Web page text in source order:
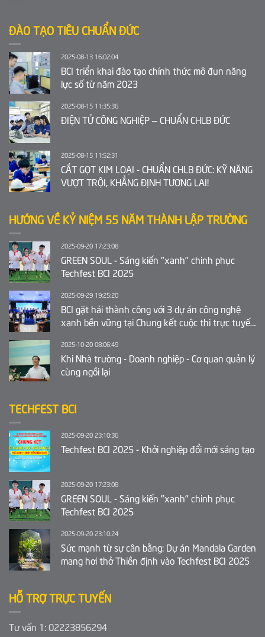
ĐÀO TẠO TIÊU CHUẨN ĐỨC
2025-08-13 16:02:04
BCI triển khai đào tạo chính thức mô đun năng
lực số từ năm 2023
2025-08-15 11:35:36
ĐIỆN TỬ CÔNG NGHIỆP – CHUẨN CHLB ĐỨC
2025-08-15 11:52:31
CẮT GỌT KIM LOẠI - CHUẨN CHLB ĐỨC: KỸ NĂNG
VƯỢT TRỘI, KHẲNG ĐỊNH TƯƠNG LAI!
HƯỚNG VỀ KỶ NIỆM 55 NĂM THÀNH LẬP TRƯỜNG
2025-09-20 17:23:08
GREEN SOUL - Sáng kiến "xanh" chinh phục
Techfest BCI 2025
2025-09-29 19:25:20
BCI gặt hái thành công với 3 dự án công nghệ
xanh bền vững tại Chung kết cuộc thi trực tuyến
2025-10-20 08:06:49
Khi Nhà trường - Doanh nghiệp - Cơ quan quản lý
cùng ngồi lại
TECHFEST BCI
2025-09-20 23:10:36
Techfest BCI 2025 - Khởi nghiệp đổi mới sáng tạo
2025-09-20 17:23:08
GREEN SOUL - Sáng kiến "xanh" chinh phục
Techfest BCI 2025
2025-09-20 23:10:24
Sức mạnh từ sự cân bằng: Dự án Mandala Garden
mang hơi thở Thiền định vào Techfest BCI 2025
HỖ TRỢ TRỰC TUYẾN
Tư vấn 1: 02223856294